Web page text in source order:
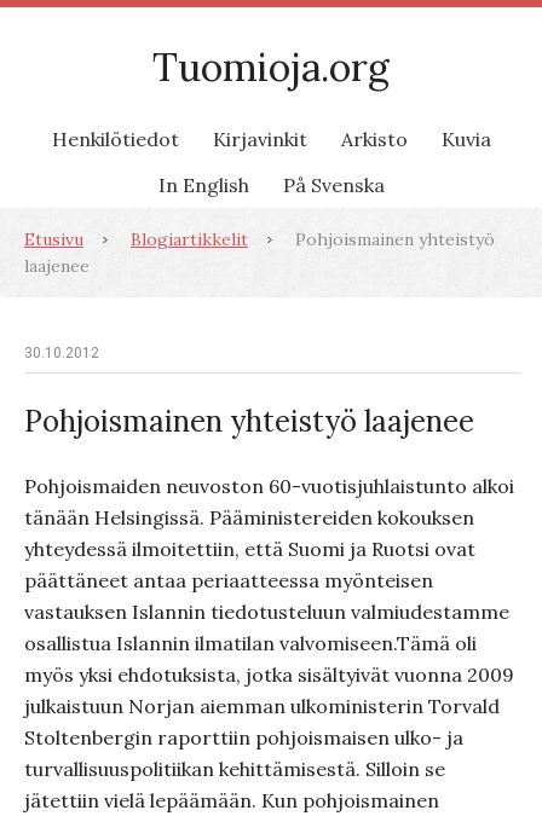
Tuomioja.org
Henkilötiedot Kirjavinkit Arkisto
Kuvia
In English
På Svenska
Etusivu Blogiartikkelit
Pohjoismainen yhteistyö
laajenee
30.10.2012
Pohjoismainen yhteistyö laajenee
Pohjoismaiden neuvoston 60-vuotisjuhlaistunto alkoi
tänään Helsingissä. Pääministereiden kokouksen
yhteydessä ilmoitettiin, että Suomi ja Ruotsi ovat
päättäneet antaa periaatteessa myönteisen
vastauksen Islannin tiedotusteluun valmiudestamme
osallistua Islannin ilmatilan valvomiseen.Tämä oli
myös yksi ehdotuksista, jotka sisältyivät vuonna 2009
julkaistuun Norjan aiemman ulkoministerin Torvald
Stoltenbergin raporttiin pohjoismaisen ulko- ja
turvallisuuspolitiikan kehittämisestä. Silloin se
jätettiin vielä lepäämään. Kun pohjoismainen